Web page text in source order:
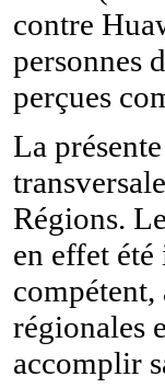
contre
personnes
perçues
La
Régions.
en effet
compétent,
régionales
accomplir